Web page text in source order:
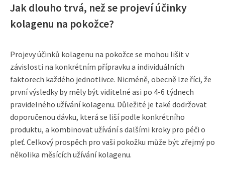
Jak dlouho trvá, než se projeví účinky
kolagenu na pokožce?
Projevy účinků kolagenu na pokožce se mohou lišit v
závislosti na konkrétním přípravku a individuálních
faktorech každého jednotlivce. Nicméně, obecně lze říci, že
první výsledky by měly být viditelné asi po 4-6 týdnech
pravidelného užívání kolagenu. Důležité je také dodržovat
doporučenou dávku, která se liší podle konkrétního
produktu, a kombinovat užívání s dalšími kroky pro péči o
pleť. Celkový prospěch pro vaši pokožku může být zřejmý po
několika měsících užívání kolagenu.